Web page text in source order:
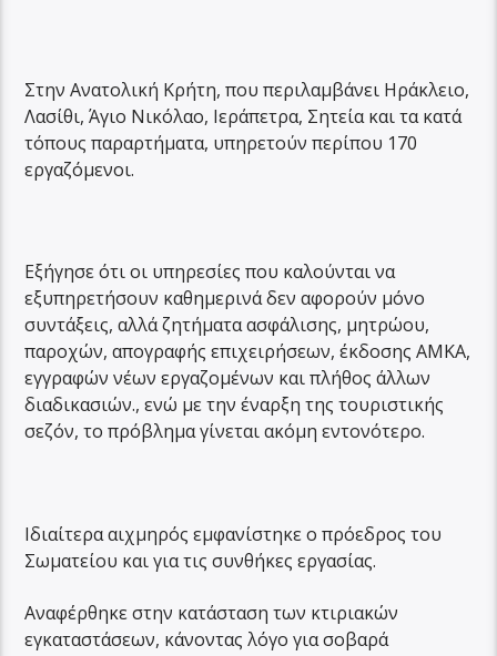
Στην Ανατολική Κρήτη, που περιλαμβάνει Ηράκλειο,
Λασίθι, Άγιο Νικόλαο, Ιεράπετρα, Σητεία και τα κατά
τόπους παραρτήματα, υπηρετούν περίπου 170
εργαζόμενοι.
Εξήγησε ότι οι υπηρεσίες που καλούνται να
εξυπηρετήσουν καθημερινά δεν αφορούν μόνο
συντάξεις, αλλά ζητήματα ασφάλισης, μητρώου,
παροχών, απογραφής επιχειρήσεων, έκδοσης ΑΜΚΑ,
εγγραφών νέων εργαζομένων και πλήθος άλλων
διαδικασιών., ενώ με την έναρξη της τουριστικής
σεζόν, το πρόβλημα γίνεται ακόμη εντονότερο.
Ιδιαίτερα αιχμηρός εμφανίστηκε ο πρόεδρος του
Σωματείου και για τις συνθήκες εργασίας.
Αναφέρθηκε στην κατάσταση των κτιριακών
εγκαταστάσεων, κάνοντας λόγο για σοβαρά